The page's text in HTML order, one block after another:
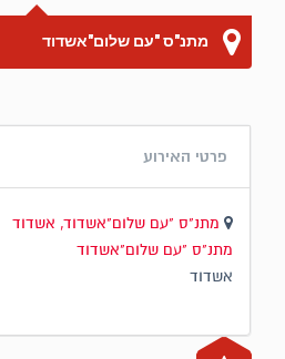
מתנ"ס "עם שלום"אשדוד
פרטי האירוע
מתנ"ס "עם שלום"אשדוד, אשדוד
מתנ"ס "עם שלום"אשדוד
אשדוד